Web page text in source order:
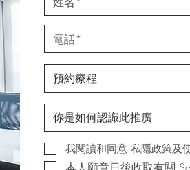
我閱讀和同意 私隱政策及